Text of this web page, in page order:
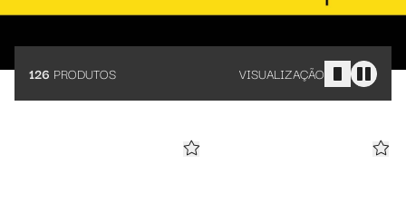
126 PRODUTOS VISUALIZAÇÃO